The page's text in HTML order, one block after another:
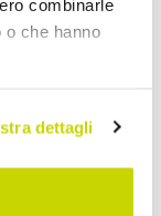
combinarle
o che hanno
dettagli